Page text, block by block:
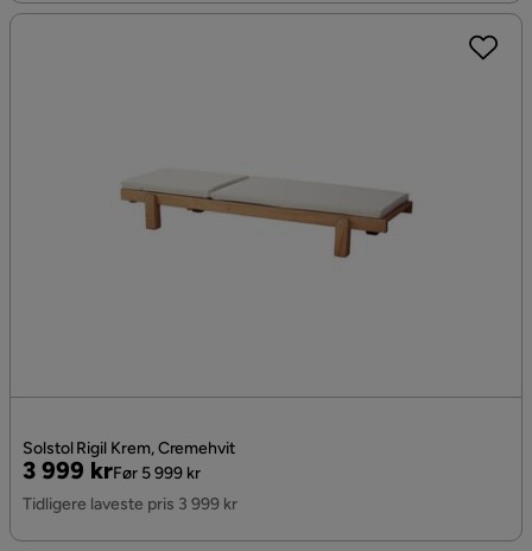
Solstol Rigil Krem, Cremehvit
Pris
3 999 kr
Original
Pris
Før 5 999 kr
Tidligere laveste pris 3 999 kr